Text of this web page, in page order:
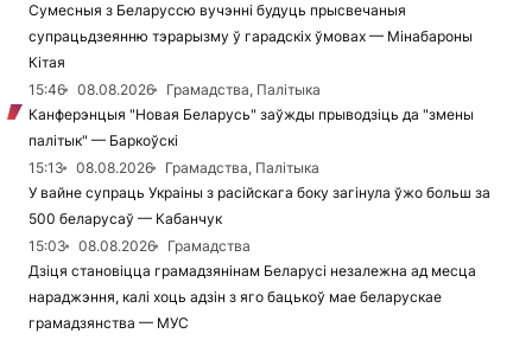
Сумесныя з Беларуссю вучэнні будуць прысвечаныя
супрацьдзеянню тэрарызму ў гарадскіх ўмовах — Мінабароны
Кітая
15:46
08.08.2026
Грамадства, Палітыка
Канферэнцыя "Новая Беларусь" заўжды прыводзіць да "змены
палітык" — Баркоўскі
15:13
08.08.2026
Грамадства, Палітыка
У вайне супраць Украіны з расійскага боку загінула ўжо больш за
500 беларусаў — Кабанчук
15:03
08.08.2026
Грамадства
Дзіця становіцца грамадзянінам Беларусі незалежна ад месца
нараджэння, калі хоць адзін з яго бацькоў мае беларускае
грамадзянства — МУС